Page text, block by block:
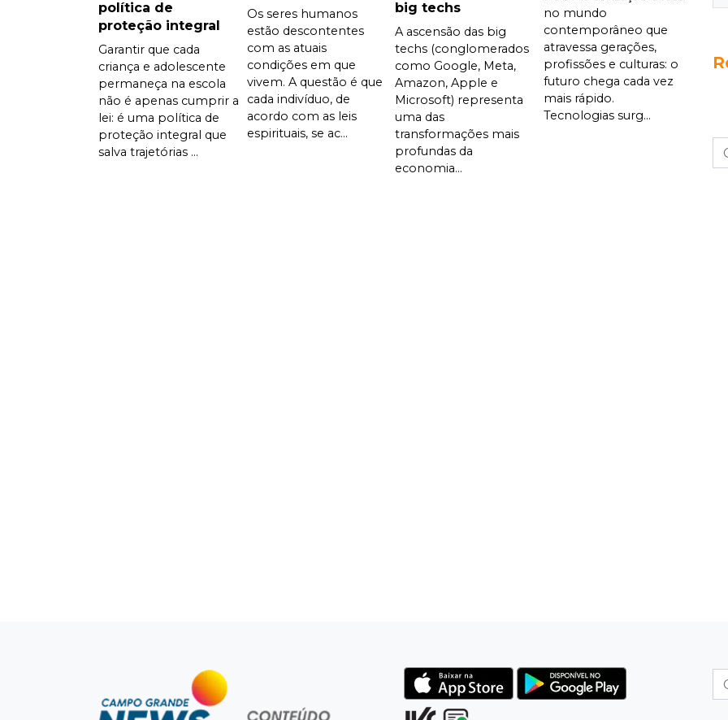
política de
proteção integral
Garantir que cada
criança e adolescente
permaneça na escola
não é apenas cumprir a
lei: é uma política de
proteção integral que
salva trajetórias ...
Os seres humanos
estão descontentes
com as atuais
condições em que
vivem. A questão é que
cada indivíduo, de
acordo com as leis
espirituais, se ac...
big techs
A ascensão das big
techs (conglomerados
como Google, Meta,
Amazon, Apple e
Microsoft) representa
uma das
transformações mais
profundas da
economia...
no mundo
contemporâneo que
atravessa gerações,
profissões e culturas: o
futuro chega cada vez
mais rápido.
Tecnologias surg...